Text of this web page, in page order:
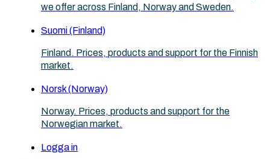
we offer across Finland, Norway and Sweden.
Suomi (Finland)
Finland. Prices, products and support for the Finnish
market.
Norsk (Norway)
Norway. Prices, products and support for the
Norwegian market.
Logga in